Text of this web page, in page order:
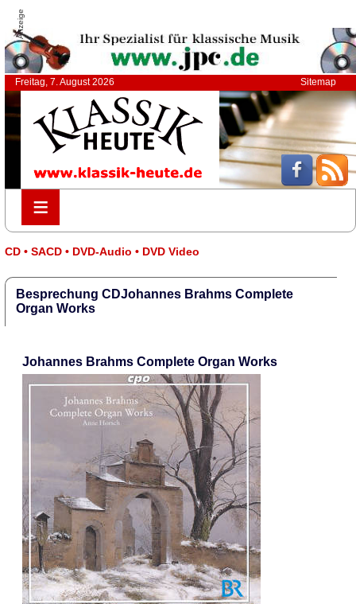
Anzeige
Freitag, 7. August 2026 Sitemap
≡
≡
CD • SACD • DVD-Audio • DVD Video
Besprechung CDJohannes Brahms Complete
Organ Works
Johannes Brahms Complete Organ Works